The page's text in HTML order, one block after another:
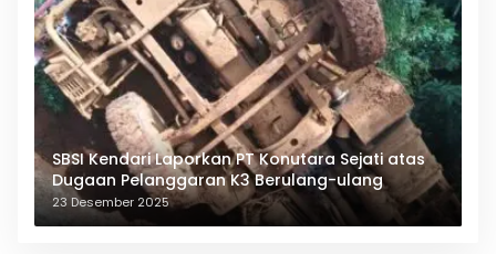
SBSI Kendari Laporkan PT Konutara Sejati atas
Dugaan Pelanggaran K3 Berulang-ulang
23 Desember 2025